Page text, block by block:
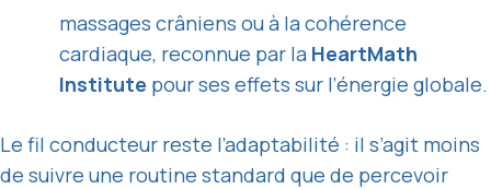
massages crâniens ou à la cohérence
cardiaque, reconnue par la HeartMath
Institute pour ses effets sur l’énergie globale.
Le fil conducteur reste l’adaptabilité : il s’agit moins
de suivre une routine standard que de percevoir